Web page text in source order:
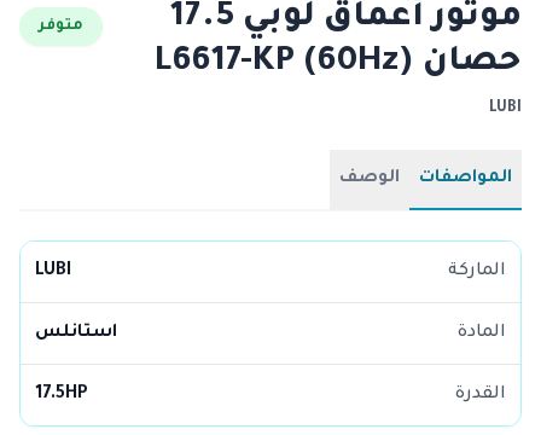
موتور أعماق لوبي 17.5
حصان L6617-KP (60Hz)
متوفر
LUBI
المواصفات الوصف
الماركة LUBI
المادة استانلس
القدرة 17.5HP